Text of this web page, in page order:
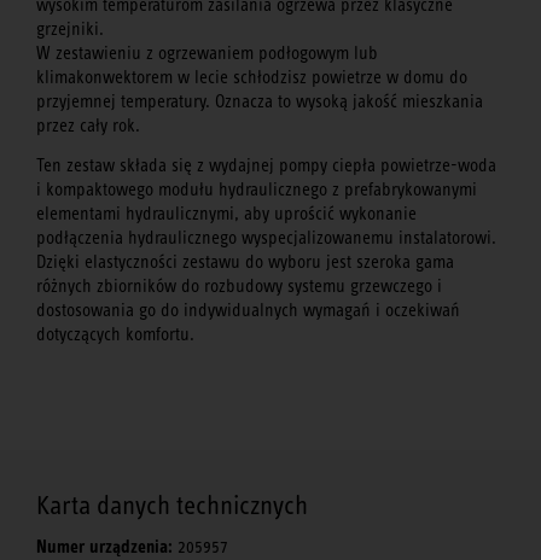
wysokim temperaturom zasilania ogrzewa przez klasyczne
grzejniki.
W zestawieniu z ogrzewaniem podłogowym lub
klimakonwektorem w lecie schłodzisz powietrze w domu do
przyjemnej temperatury. Oznacza to wysoką jakość mieszkania
przez cały rok.
Ten zestaw składa się z wydajnej pompy ciepła powietrze-woda
i kompaktowego modułu hydraulicznego z prefabrykowanymi
elementami hydraulicznymi, aby uprościć wykonanie
podłączenia hydraulicznego wyspecjalizowanemu instalatorowi.
Dzięki elastyczności zestawu do wyboru jest szeroka gama
różnych zbiorników do rozbudowy systemu grzewczego i
dostosowania go do indywidualnych wymagań i oczekiwań
dotyczących komfortu.
Karta danych technicznych
Numer urządzenia: 205957